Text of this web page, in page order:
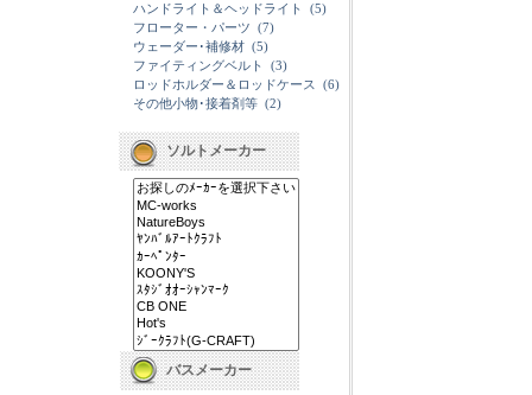
ハンドライト＆ヘッドライト
(5)
フローター・パーツ (7)
ウェーダー･補修材 (5)
ファイティングベルト
(3)
ロッドホルダー＆ロッドケース
(6)
その他小物･接着剤等 (2)
ソルトメーカー
バスメーカー